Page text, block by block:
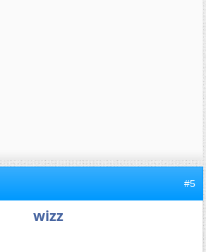
#5
wizz